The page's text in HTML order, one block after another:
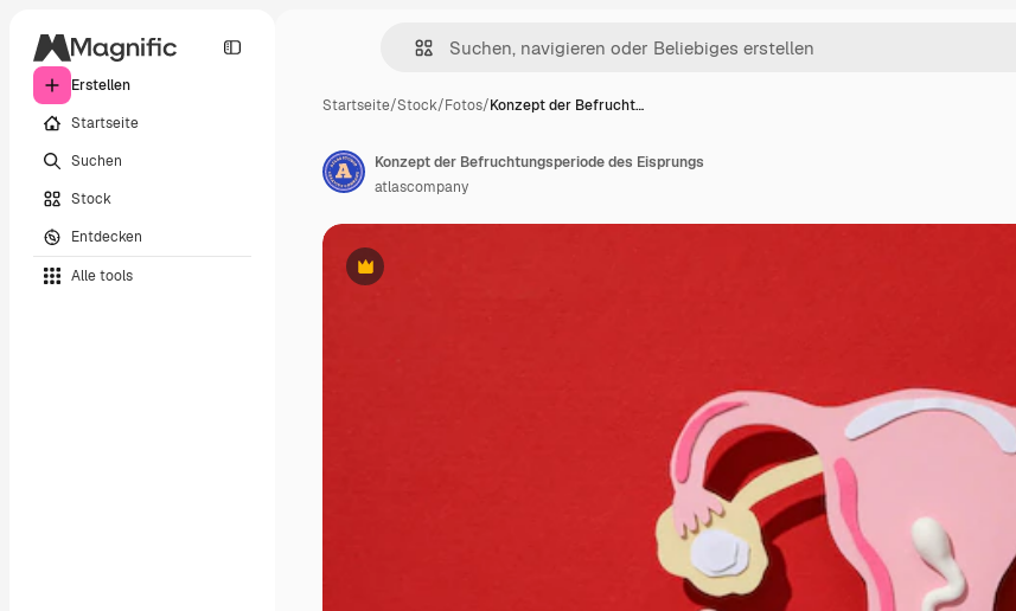
Erstellen
Startseite
Suchen
Stock
Entdecken
Alle tools
Startseite/Stock/Fotos/Konzept der Befrucht…
Premium
Konzept der Befruchtungsperiode des Eisprungs
atlascompany